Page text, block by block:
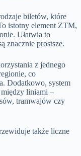
biletów, które
istotny element ZTM,
Ułatwia to
znacznie prostsze.
z jednego
co
Dodatkowo, system
liniami –
tramwajów czy
także liczne